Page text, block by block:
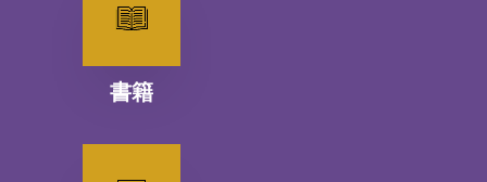
書籍